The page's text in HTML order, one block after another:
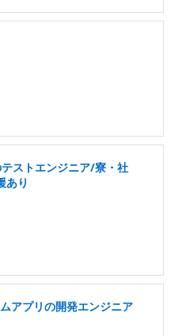
ストエンジニア/寮・社
あり
アプリの開発エンジニア